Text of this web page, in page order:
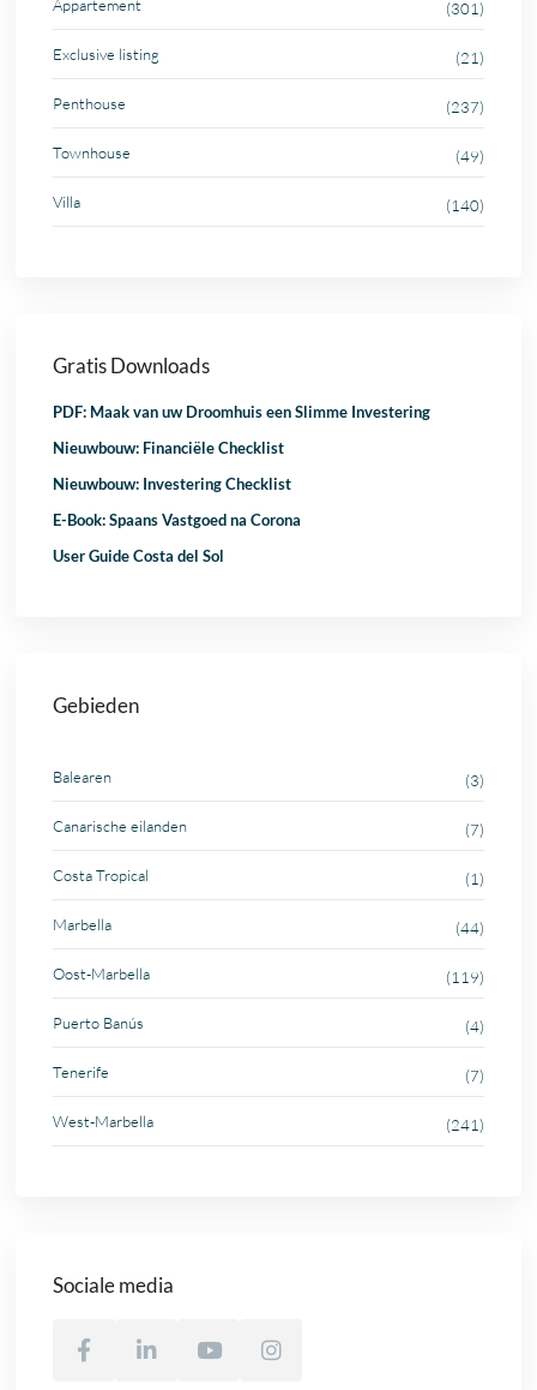
Appartement (301)
Exclusive listing (21)
Penthouse (237)
Townhouse (49)
Villa (140)
Gratis Downloads
PDF: Maak van uw Droomhuis een Slimme Investering
Nieuwbouw: Financiële Checklist
Nieuwbouw: Investering Checklist
E-Book: Spaans Vastgoed na Corona
User Guide Costa del Sol
Gebieden
Balearen (3)
Canarische eilanden (7)
Costa Tropical (1)
Marbella (44)
Oost-Marbella (119)
Puerto Banús (4)
Tenerife (7)
West-Marbella (241)
Sociale media